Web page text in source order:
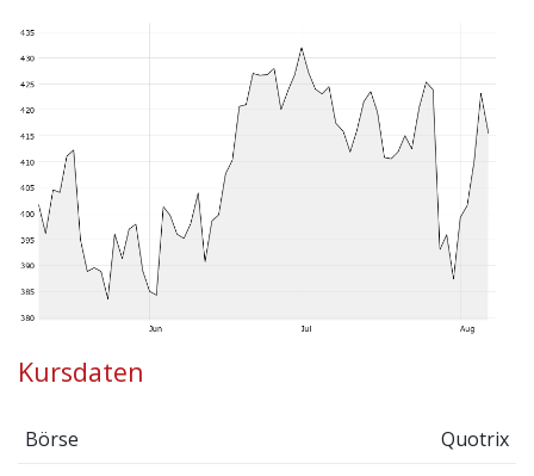
Kursdaten
Börse
Quotrix